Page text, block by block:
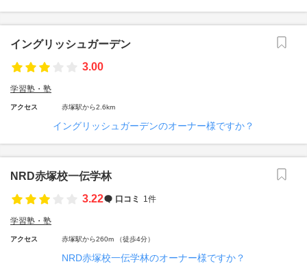
イングリッシュガーデン
3.00
学習塾・塾
アクセス 赤塚駅から2.6km
イングリッシュガーデンのオーナー様ですか？
NRD赤塚校一伝学林
3.22
口コミ 1件
学習塾・塾
アクセス 赤塚駅から260m （徒歩4分）
NRD赤塚校一伝学林のオーナー様ですか？